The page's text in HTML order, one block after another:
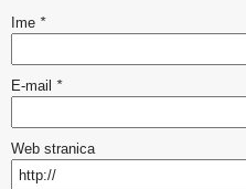
Ime *
E-mail *
Web stranica